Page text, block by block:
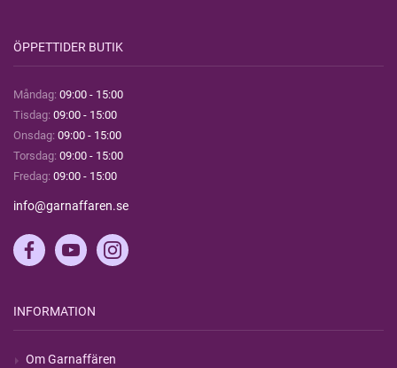
ÖPPETTIDER BUTIK
Måndag: 09:00 - 15:00
Tisdag: 09:00 - 15:00
Onsdag: 09:00 - 15:00
Torsdag: 09:00 - 15:00
Fredag: 09:00 - 15:00
info@garnaffaren.se
INFORMATION
Om Garnaffären